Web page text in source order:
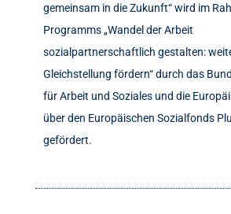
gemeinsam in die Zukunft“ wird im
Programms „Wandel der Arbeit
sozialpartnerschaftlich gestalten:
Gleichstellung fördern“ durch das
für Arbeit und Soziales und die
über den Europäischen Sozialfonds
gefördert.